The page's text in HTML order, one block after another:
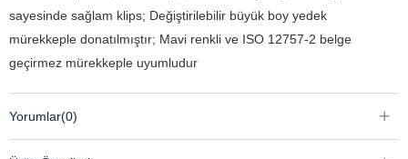
sayesinde sağlam klips; Değiştirilebilir büyük boy yedek
mürekkeple donatılmıştır; Mavi renkli ve ISO 12757-2 belge
geçirmez mürekkeple uyumludur
Yorumlar(0)